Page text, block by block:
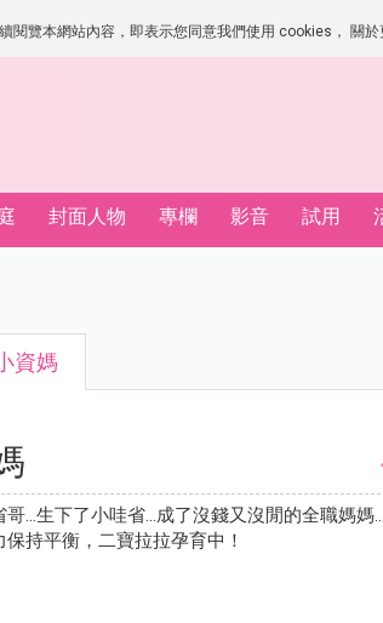
閱覽本網站內容，即表示您同意我們使用 cookies， 關
封面人物 專欄 影音 試用
資媽
哥…生下了小哇省…成了沒錢又沒閒的全職媽媽
持平衡，二寶拉拉孕育中！